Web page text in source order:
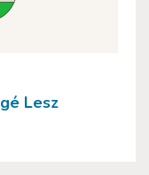
Lesz